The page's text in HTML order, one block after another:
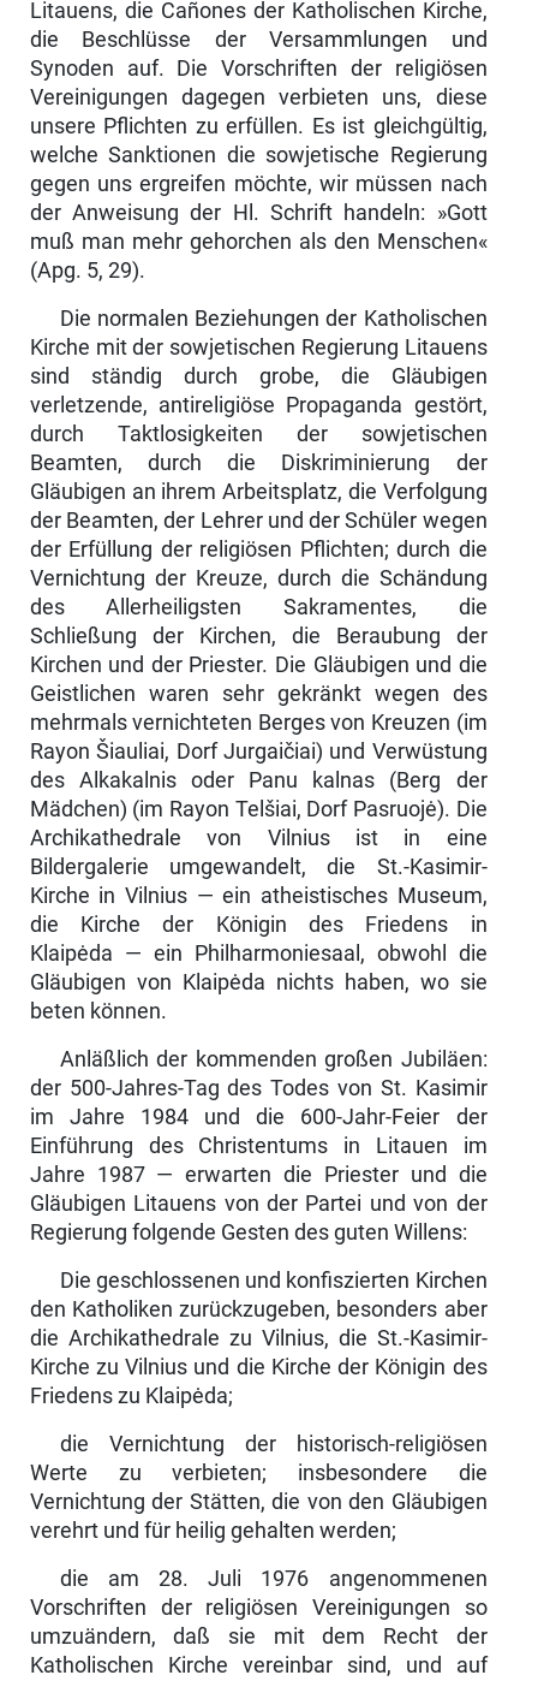
Litauens, die Cañones der Katholischen Kirche,
die Be­schlüsse der Versammlungen und
Synoden auf. Die Vorschriften der reli­giösen
Vereinigungen dagegen verbieten uns, diese
unsere Pflichten zu erfüllen. Es ist gleichgültig,
welche Sanktionen die sowjetische Regierung
gegen uns ergreifen möchte, wir müssen nach
der Anweisung der Hl. Schrift handeln: »Gott
muß man mehr gehorchen als den Menschen«
(Apg. 5, 29).
Die normalen Beziehungen der Katholischen
Kirche mit der sowjetischen Regierung Litauens
sind ständig durch grobe, die Gläubigen
verletzende, antireligiöse Propaganda gestört,
durch Taktlosigkeiten der sowjetischen
Beamten, durch die Diskriminierung der
Gläubigen an ihrem Arbeitsplatz, die Verfolgung
der Beamten, der Lehrer und der Schüler wegen
der Erfüllung der religiösen Pflichten; durch die
Vernichtung der Kreuze, durch die Schän­dung
des Allerheiligsten Sakramentes, die
Schließung der Kirchen, die Be­raubung der
Kirchen und der Priester. Die Gläubigen und die
Geistlichen waren sehr gekränkt wegen des
mehrmals vernichteten Berges von Kreuzen (im
Rayon Šiauliai, Dorf Jurgaičiai) und Verwüstung
des Alkakalnis oder Panu kalnas (Berg der
Mädchen) (im Rayon Telšiai, Dorf Pasruojė). Die
Archikathedrale von Vilnius ist in eine
Bildergalerie umgewandelt, die St.-Kasimir-
Kirche in Vilnius — ein atheistisches Museum,
die Kirche der Königin des Friedens in
Klaipėda — ein Philharmoniesaal, obwohl die
Gläubigen von Klaipėda nichts haben, wo sie
beten können.
Anläßlich der kommenden großen Jubiläen:
der 500-Jahres-Tag des Todes von St. Kasimir
im Jahre 1984 und die 600-Jahr-Feier der
Einführung des Christentums in Litauen im
Jahre 1987 — erwarten die Priester und die
Gläubigen Litauens von der Partei und von der
Regierung folgende Gesten des guten Willens:
Die geschlossenen und konfiszierten Kirchen
den Katholiken zurückzugeben, besonders aber
die Archikathedrale zu Vilnius, die St.-Kasimir-
Kirche zu Vilnius und die Kirche der Königin des
Friedens zu Klaipėda;
die Vernichtung der historisch-religiösen
Werte zu verbieten; insbesondere die
Vernichtung der Stätten, die von den Gläubigen
verehrt und für heilig gehalten werden;
die am 28. Juli 1976 angenommenen
Vorschriften der religiösen Vereini­gungen so
umzuändern, daß sie mit dem Recht der
Katholischen Kirche vereinbar sind, und auf